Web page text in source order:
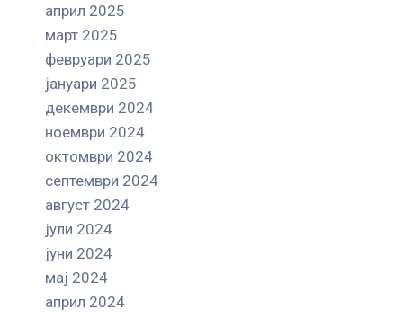
април 2025
март 2025
февруари 2025
јануари 2025
декември 2024
ноември 2024
октомври 2024
септември 2024
август 2024
јули 2024
јуни 2024
мај 2024
април 2024